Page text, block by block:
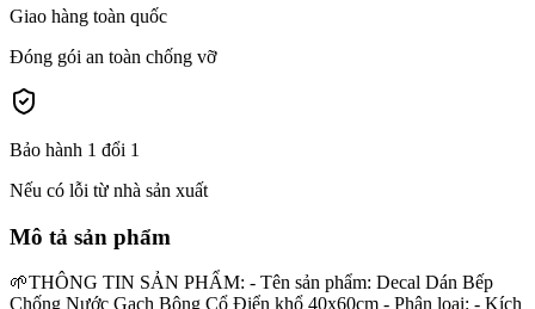
Giao hàng toàn quốc
Đóng gói an toàn chống vỡ
Bảo hành 1 đổi 1
Nếu có lỗi từ nhà sản xuất
Mô tả sản phẩm
🌱THÔNG TIN SẢN PHẨM: - Tên sản phẩm: Decal Dán Bếp
Chống Nước Gạch Bông Cổ Điển khổ 40x60cm - Phân loại: - Kích